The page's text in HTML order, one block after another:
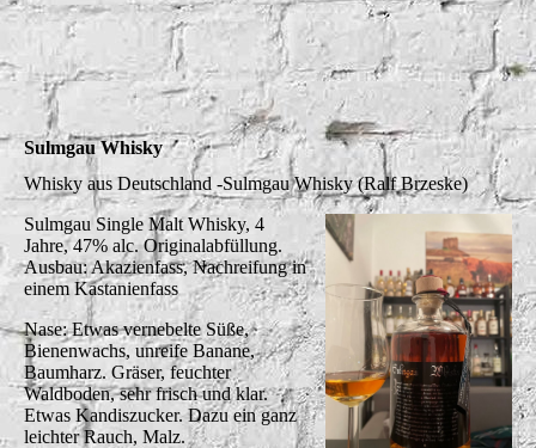
Sulmgau Whisky
Whisky aus Deutschland -Sulmgau Whisky (Ralf Brzeske)
Sulmgau Single Malt Whisky, 4
Jahre, 47% alc. Originalabfüllung.
Ausbau: Akazienfass, Nachreifung in
einem Kastanienfass
Nase: Etwas vernebelte Süße,
Bienenwachs, unreife Banane,
Baumharz. Gräser, feuchter
Waldboden, sehr frisch und klar.
Etwas Kandiszucker. Dazu ein ganz
leichter Rauch, Malz.